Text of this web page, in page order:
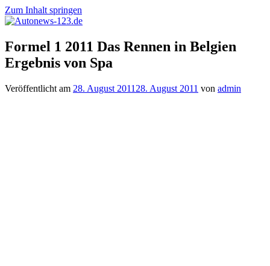
Zum Inhalt springen
Autonews-
123.de
Autonews
mit
Charme
Formel 1 2011 Das Rennen in Belgien
Ergebnis von Spa
Veröffentlicht am 28. August 2011 28. August 2011 von admin